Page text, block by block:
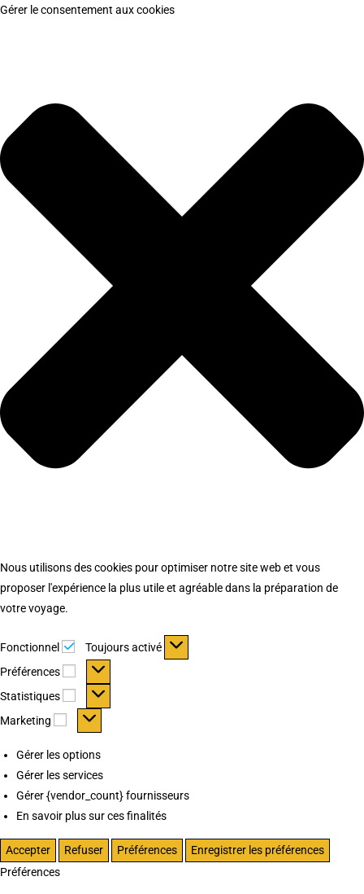
Gérer le consentement aux cookies
Nous utilisons des cookies pour optimiser notre site web et vous
proposer l'expérience la plus utile et agréable dans la préparation de
votre voyage.
Fonctionnel Fonctionnel
Toujours activé
Préférences
Préférences
Statistiques Statistiques
Marketing Marketing
Gérer les options
Gérer les services
Gérer {vendor_count} fournisseurs
En savoir plus sur ces finalités
Accepter Refuser Préférences
Enregistrer les préférences
Préférences